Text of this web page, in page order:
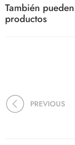
También
productos
PREVIOUS